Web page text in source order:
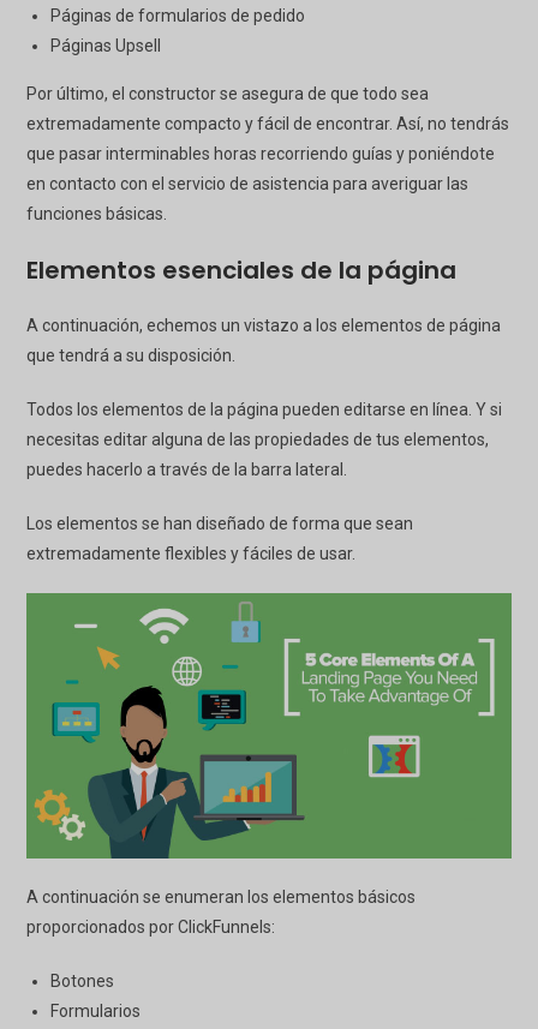
Páginas de formularios de pedido
Páginas Upsell
Por último, el constructor se asegura de que todo sea
extremadamente compacto y fácil de encontrar. Así, no tendrás
que pasar interminables horas recorriendo guías y poniéndote
en contacto con el servicio de asistencia para averiguar las
funciones básicas.
Elementos esenciales de la página
A continuación, echemos un vistazo a los elementos de página
que tendrá a su disposición.
Todos los elementos de la página pueden editarse en línea. Y si
necesitas editar alguna de las propiedades de tus elementos,
puedes hacerlo a través de la barra lateral.
Los elementos se han diseñado de forma que sean
extremadamente flexibles y fáciles de usar.
A continuación se enumeran los elementos básicos
proporcionados porClickFunnels:
Botones
Formularios